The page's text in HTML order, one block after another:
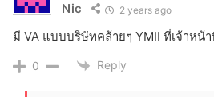
Nic 2 years ago
มี VA แบบบริษัทคล้ายๆ YMII ที่เจ้าหน้
0 Reply